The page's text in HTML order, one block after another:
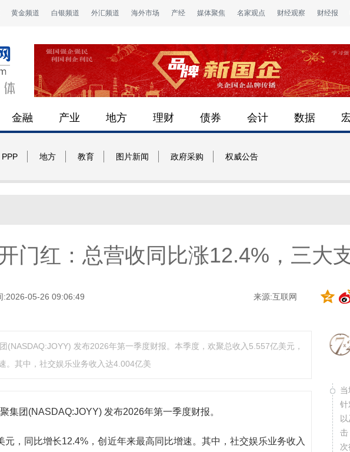
黄金频道 白银频道 外汇频道 海外市场 产经 媒体聚焦 名家观点 财经观察 财经报
金融 产业 地方 理财 债券 会计 数据
PPP 地方 教育 图片新闻 政府采购 权威公告
门红：总营收同比涨12.4%，三大
:2026-05-26 09:06:49 来源:互联网
(NASDAQ:JOYY) 发布2026年第一季度财报。本季度，欢聚总收入5.557亿美元，
。其中，社交娱乐业务收入达4.004亿美
集团(NASDAQ:JOYY) 发布2026年第一季度财报。
元，同比增长12.4%，创近年来最高同比增速。其中，社交娱乐业务收入
针
击